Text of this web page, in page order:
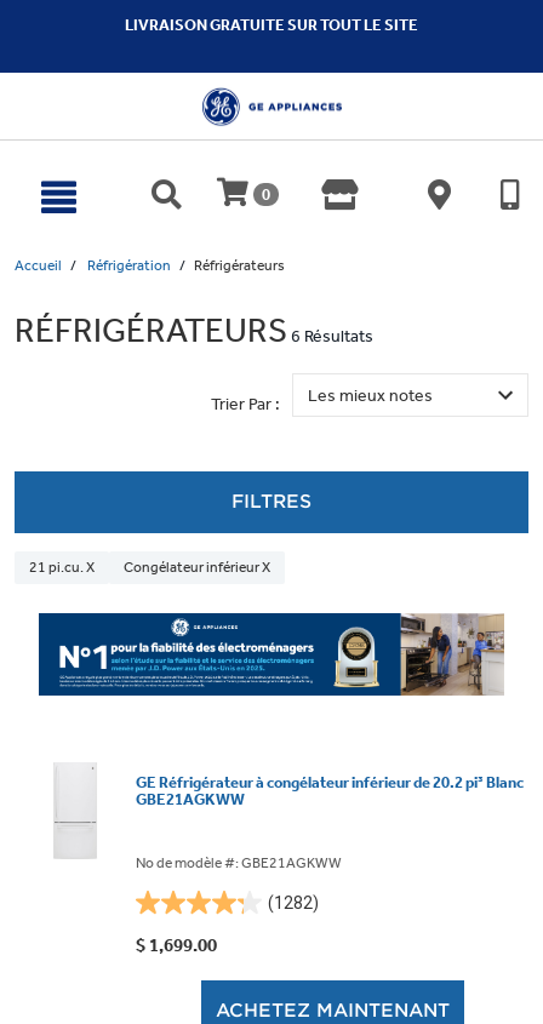
LIVRAISON GRATUITE SUR TOUT LE SITE
0
Accueil Réfrigération Réfrigérateurs
RÉFRIGÉRATEURS 6 Résultats
Trier Par :
FILTRES
21 pi.cu. X Congélateur inférieur X
GE Réfrigérateur à congélateur inférieur de 20.2 pi³ Blanc
GBE21AGKWW
No de modèle #: GBE21AGKWW
(1282)
4.3
étoile(s)
$ 1,699.00
ACHETEZ MAINTENANT